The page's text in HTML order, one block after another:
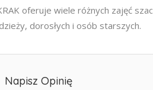
oferuje wiele różnych zajęć
dorosłych i osób starszych.
Napisz Opinię